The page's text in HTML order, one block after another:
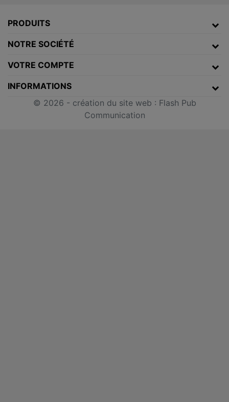
PRODUITS
NOTRE SOCIÉTÉ
VOTRE COMPTE
INFORMATIONS
© 2026 - création du site web : Flash Pub
Communication